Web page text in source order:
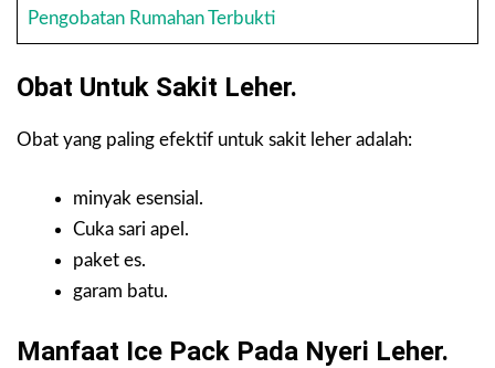
Pengobatan Rumahan Terbukti
Obat Untuk Sakit Leher.
Obat yang paling efektif untuk sakit leher adalah:
minyak esensial.
Cuka sari apel.
paket es.
garam batu.
Manfaat Ice Pack Pada Nyeri Leher.